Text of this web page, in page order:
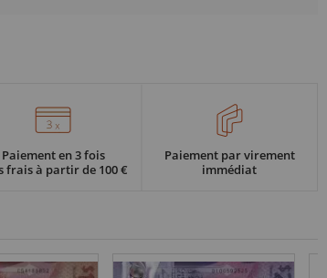
Paiement en 3 fois
frais à partir de 100 €
Paiement par virement
immédiat